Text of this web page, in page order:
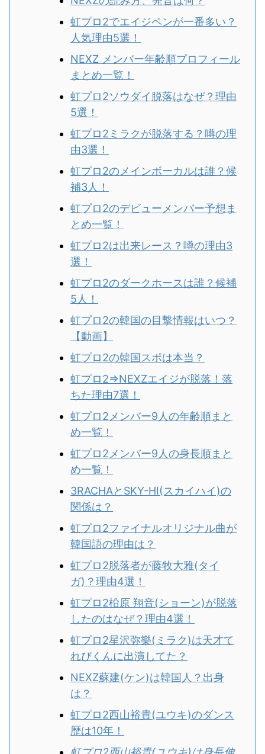
虹プロ2でエイジペンが一番多い？
人気理由5選！
NEXZ メンバー年齢順プロフィール
まとめ一覧！
虹プロ2ソウダイ脱落はなぜ？理由
5選！
虹プロ2ミラクが脱落する？噂の理
由3選！
虹プロ2のメインボーカルは誰？候
補3人！
虹プロ2のデビューメンバー予想ま
とめ一覧！
虹プロ2は出来レース？噂の理由3
選！
虹プロ2のダークホースは誰？候補
5人！
虹プロ2の韓国の目撃情報はいつ？
【動画】
虹プロ2の韓国スポは本当？
虹プロ2⇒NEXZエイジが脱落！落
ちた理由7選！
虹プロ2メンバー9人の年齢順まと
め一覧！
虹プロ2メンバー9人の身長順まと
め一覧！
3RACHAとSKY-HI(スカイハイ)の
関係は？
虹プロ2ファイナルオリジナル曲が
韓国語の理由は？
虹プロ2脱落者が藤牧大雅(タイ
ガ)？理由4選！
虹プロ2柗原 翔音(ショーン)が脱落
したのはなぜ？理由4選！
虹プロ2星沢弥樂(ミラク)は天才て
れびくんに出演してた？
NEXZ蘇建(ケン)は韓国人？出身
は？
虹プロ2西山裕貴(ユウキ)のダンス
歴は10年！